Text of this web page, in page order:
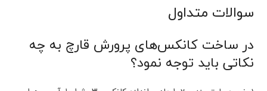
سوالات متداول
در ساخت کانکس‌های پرورش قارچ به چه
نکاتی باید توجه نمود؟